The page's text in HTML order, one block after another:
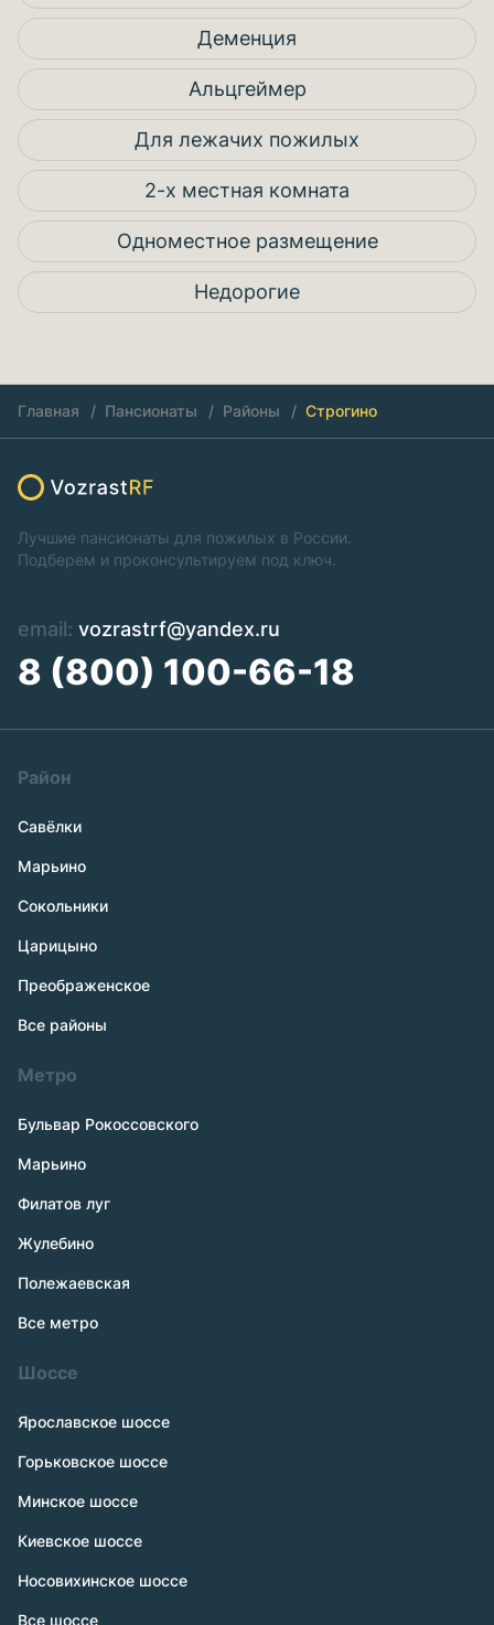
Деменция
Альцгеймер
Для лежачих пожилых
2-х местная комната
Одноместное размещение
Недорогие
Главная Пансионаты Районы Строгино
Лучшие пансионаты для пожилых в России.
Подберем и проконсультируем под ключ.
email: vozrastrf@yandex.ru
8 (800) 100-66-18
Район
Савёлки
Марьино
Сокольники
Царицыно
Преображенское
Все районы
Метро
Бульвар Рокоссовского
Марьино
Филатов луг
Жулебино
Полежаевская
Все метро
Шоссе
Ярославское шоссе
Горьковское шоссе
Минское шоссе
Киевское шоссе
Носовихинское шоссе
Все шоссе